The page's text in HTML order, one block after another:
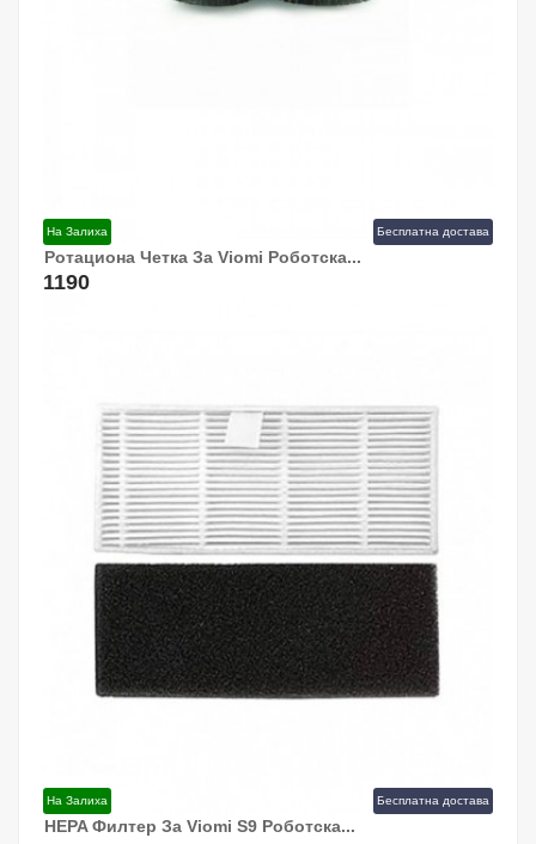
На Залиха Бесплатна достава
Ротациона Четка За Viomi Роботска...
1190
Додај Во Кошница!
На Залиха Бесплатна достава
HEPA Филтер За Viomi S9 Роботска...
Додај Во Кошница!